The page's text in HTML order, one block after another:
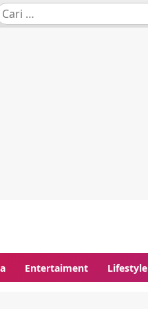
Entertaiment Lifestyle